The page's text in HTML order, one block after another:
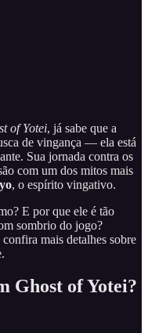
of Yotei, já sabe que a
de vingança — ela está
Sua jornada contra os
com um dos mitos mais
, o espírito vingativo.
E por que ele é tão
sombrio do jogo?
mais detalhes sobre
Ghost of Yotei?